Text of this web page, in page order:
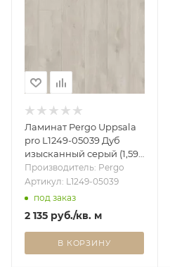
Ламинат Pergo Uppsala
pro L1249-05039 Дуб
изысканный серый (1,596
м2)
Производитель: Pergo
Артикул: L1249-05039
под заказ
2 135 руб./кв. м
В КОРЗИНУ